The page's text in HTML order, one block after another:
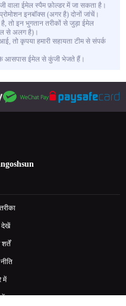
वाला ईमेल स्पैम फ़ोल्डर में जा सकता है।
इनबॉक्स (अगर है) दोनों जांचें।
तो इन भुगतान तरीकों से जुड़ा ईमेल
से अलग है)।
तो कृपया हमारी सहायता टीम से संपर्क
के आसपास ईमेल से कुंजी भेजते हैं।
देखें
में